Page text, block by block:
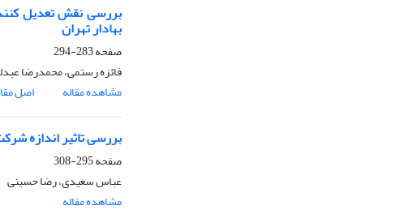
بررسی نقش تعدیل‌
بهادار تهران
صفحه283-294
فائزه رستمی، محمدرضا
مشاهده مقاله
اصل
بررسی تاثیر اندازه
صفحه295-308
عباس سعیدی، رضا حسینی
مشاهده مقاله